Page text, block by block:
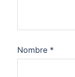
Nombre *